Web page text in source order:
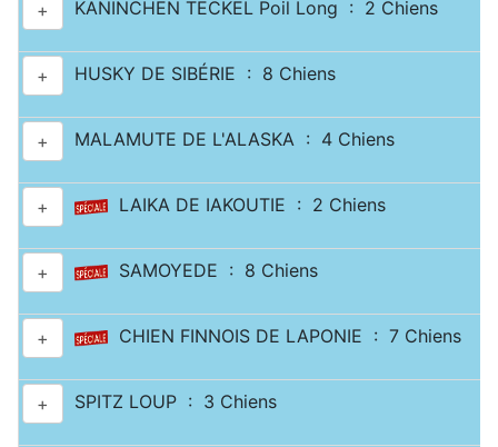
+ KANINCHEN TECKEL Poil Long : 2 Chiens
+ HUSKY DE SIBÉRIE : 8 Chiens
+ MALAMUTE DE L'ALASKA : 4 Chiens
+ LAIKA DE IAKOUTIE : 2 Chiens
+ SAMOYEDE : 8 Chiens
+ CHIEN FINNOIS DE LAPONIE : 7 Chiens
+ SPITZ LOUP : 3 Chiens